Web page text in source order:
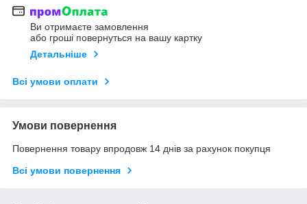
Ви отримаєте замовлення
або гроші повернуться на вашу картку
Детальніше
Всі умови оплати
Умови повернення
Повернення товару впродовж 14 днів за рахунок покупця
Всі умови повернення